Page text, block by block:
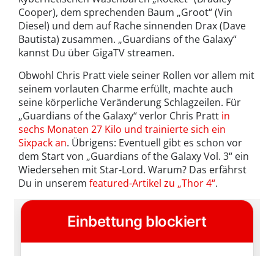
Cooper), dem sprechenden Baum „Groot“ (Vin
Diesel) und dem auf Rache sinnenden Drax (Dave
Bautista) zusammen. „Guardians of the Galaxy“
kannst Du über GigaTV streamen.
Obwohl Chris Pratt viele seiner Rollen vor allem mit
seinem vorlauten Charme erfüllt, machte auch
seine körperliche Veränderung Schlagzeilen. Für
„Guardians of the Galaxy“ verlor Chris Pratt in
sechs Monaten 27 Kilo und trainierte sich ein
Sixpack an. Übrigens: Eventuell gibt es schon vor
dem Start von „Guardians of the Galaxy Vol. 3“ ein
Wiedersehen mit Star-Lord. Warum? Das erfährst
Du in unserem featured-Artikel zu „Thor 4“.